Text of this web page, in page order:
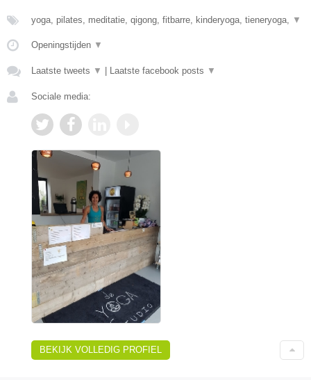
yoga, pilates, meditatie, qigong, fitbarre, kinderyoga, tieneryoga, ▼
Openingstijden ▼
Laatste tweets ▼ Laatste facebook posts ▼
Sociale media:
BEKIJK VOLLEDIG PROFIEL